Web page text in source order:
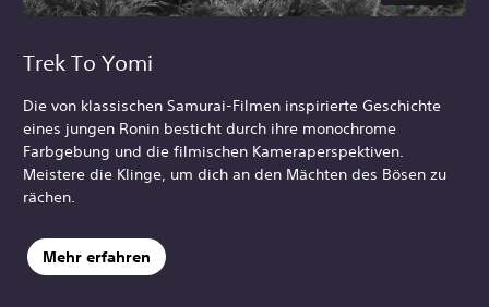
Trek To Yomi
Die von klassischen Samurai-Filmen inspirierte Geschichte
eines jungen Ronin besticht durch ihre monochrome
Farbgebung und die filmischen Kameraperspektiven.
Meistere die Klinge, um dich an den Mächten des Bösen zu
rächen.
Mehr erfahren